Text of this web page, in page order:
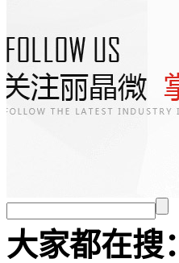
大家都在搜：